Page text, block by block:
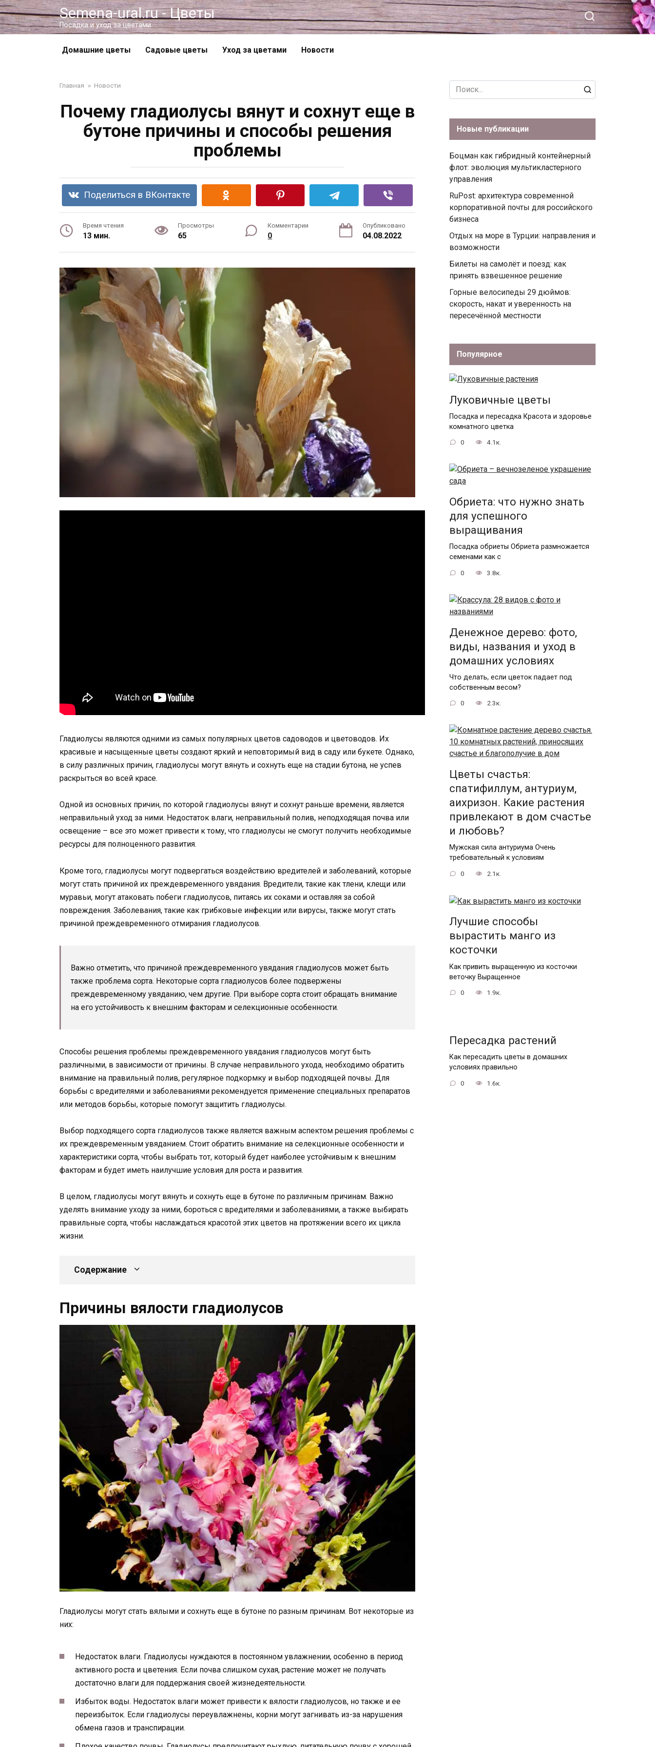
Перейти
к
контенту
Semena-ural.ru - Цветы
Посадка и уход за цветами
Домашние цветы Садовые цветы Уход за цветами Новости
Главная » Новости
Почему гладиолусы вянут и сохнут еще в
бутоне причины и способы решения
проблемы
Поделиться в ВКонтакте
Время чтения
13 мин.
Просмотры
65
Комментарии
0
Опубликовано
04.08.2022
Гладиолусы являются одними из самых популярных цветов садоводов и цветоводов. Их
красивые и насыщенные цветы создают яркий и неповторимый вид в саду или букете. Однако,
в силу различных причин, гладиолусы могут вянуть и сохнуть еще на стадии бутона, не успев
раскрыться во всей красе.
Одной из основных причин, по которой гладиолусы вянут и сохнут раньше времени, является
неправильный уход за ними. Недостаток влаги, неправильный полив, неподходящая почва или
освещение – все это может привести к тому, что гладиолусы не смогут получить необходимые
ресурсы для полноценного развития.
Кроме того, гладиолусы могут подвергаться воздействию вредителей и заболеваний, которые
могут стать причиной их преждевременного увядания. Вредители, такие как тлени, клещи или
муравьи, могут атаковать побеги гладиолусов, питаясь их соками и оставляя за собой
повреждения. Заболевания, такие как грибковые инфекции или вирусы, также могут стать
причиной преждевременного отмирания гладиолусов.
Важно отметить, что причиной преждевременного увядания гладиолусов может быть
также проблема сорта. Некоторые сорта гладиолусов более подвержены
преждевременному увяданию, чем другие. При выборе сорта стоит обращать внимание
на его устойчивость к внешним факторам и селекционные особенности.
Способы решения проблемы преждевременного увядания гладиолусов могут быть
различными, в зависимости от причины. В случае неправильного ухода, необходимо обратить
внимание на правильный полив, регулярное подкормку и выбор подходящей почвы. Для
борьбы с вредителями и заболеваниями рекомендуется применение специальных препаратов
или методов борьбы, которые помогут защитить гладиолусы.
Выбор подходящего сорта гладиолусов также является важным аспектом решения проблемы с
их преждевременным увяданием. Стоит обратить внимание на селекционные особенности и
характеристики сорта, чтобы выбрать тот, который будет наиболее устойчивым к внешним
факторам и будет иметь наилучшие условия для роста и развития.
В целом, гладиолусы могут вянуть и сохнуть еще в бутоне по различным причинам. Важно
уделять внимание уходу за ними, бороться с вредителями и заболеваниями, а также выбирать
правильные сорта, чтобы наслаждаться красотой этих цветов на протяжении всего их цикла
жизни.
Содержание
Причины вялости гладиолусов
Гладиолусы могут стать вялыми и сохнуть еще в бутоне по разным причинам. Вот некоторые из
них:
Недостаток влаги. Гладиолусы нуждаются в постоянном увлажнении, особенно в период
активного роста и цветения. Если почва слишком сухая, растение может не получать
достаточно влаги для поддержания своей жизнедеятельности.
Избыток воды. Недостаток влаги может привести к вялости гладиолусов, но также и ее
переизбыток. Если гладиолусы переувлажнены, корни могут загнивать из-за нарушения
обмена газов и транспирации.
Search
for:
Новые публикации
Боцман как гибридный контейнерный
флот: эволюция мультикластерного
управления
RuPost: архитектура современной
корпоративной почты для российского
бизнеса
Отдых на море в Турции: направления и
возможности
Билеты на самолёт и поезд: как
принять взвешенное решение
Горные велосипеды 29 дюймов:
скорость, накат и уверенность на
пересечённой местности
Популярное
Луковичные цветы
Посадка и пересадка Красота и здоровье
комнатного цветка
0 4.1к.
Обриета: что нужно знать
для успешного
выращивания
Посадка обриеты Обриета размножается
семенами как с
0 3.8к.
Денежное дерево: фото,
виды, названия и уход в
домашних условиях
Что делать, если цветок падает под
собственным весом?
0 2.3к.
Цветы счастья:
спатифиллум, антуриум,
аихризон. Какие растения
привлекают в дом счастье
и любовь?
Мужская сила антуриума Очень
требовательный к условиям
0 2.1к.
Лучшие способы
вырастить манго из
косточки
Как привить выращенную из косточки
веточку Выращенное
0 1.9к.
Пересадка растений
Как пересадить цветы в домашних
условиях правильно
0 1.6к.